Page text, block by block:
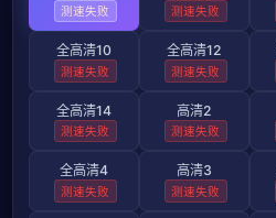
测速失败 测速失败
全高清10
测速失败
全高清12
测速失败
全高清14
测速失败
高清2
测速失败
全高清4
测速失败
高清3
测速失败